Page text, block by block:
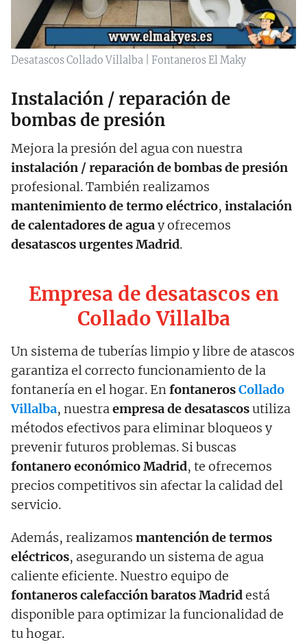
Desatascos Collado Villalba | Fontaneros El Maky
Instalación / reparación de
bombas de presión
Mejora la presión del agua con nuestra
instalación / reparación de bombas de presión
profesional. También realizamos
mantenimiento de termo eléctrico, instalación
de calentadores de aguay ofrecemos
desatascos urgentes Madrid.
Empresa de desatascos en
Collado Villalba
Un sistema de tuberías limpio y libre de atascos
garantiza el correcto funcionamiento de la
fontanería en el hogar. EnfontanerosCollado
Villalba, nuestraempresa de desatascosutiliza
métodos efectivos para eliminar bloqueos y
prevenir futuros problemas. Si buscas
fontanero económico Madrid, te ofrecemos
precios competitivos sin afectar la calidad del
servicio.
Además, realizamos mantención de termos
eléctricos, asegurando un sistema de agua
caliente eficiente. Nuestro equipo de
fontaneros calefacción baratos Madridestá
disponible para optimizar la funcionalidad de
tu hogar.